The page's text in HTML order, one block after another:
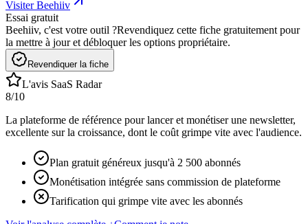
Visiter Beehiiv
Essai gratuit
Beehiiv, c'est votre outil ?Revendiquez cette fiche gratuitement pour
la mettre à jour et débloquer les options propriétaire.
Revendiquer la fiche
L'avis SaaS Radar
8/10
La plateforme de référence pour lancer et monétiser une newsletter,
excellente sur la croissance, dont le coût grimpe vite avec l'audience.
Plan gratuit généreux jusqu'à 2 500 abonnés
Monétisation intégrée sans commission de plateforme
Tarification qui grimpe vite avec les abonnés